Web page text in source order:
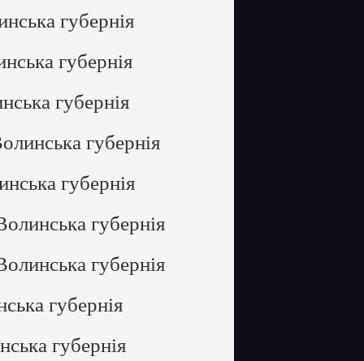
губернія
губернія
губернія
губернія
губернія
губернія
губернія
губернія
губернія